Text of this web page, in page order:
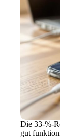
Die 33-%-
gut